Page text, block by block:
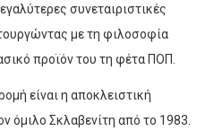
συνεταιριστικές
με τη φιλοσοφία
προϊόν του τη φέτα ΠΟΠ.
είναι η αποκλειστική
όμιλο Σκλαβενίτη από το 1983.